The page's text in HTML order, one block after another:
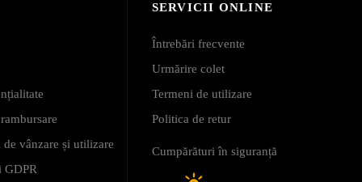
vânzare și utilizare
GDPR
SERVICII ONLINE
Întrebări frecvente
Urmărire colet
Termeni de utilizare
Politica de retur
Cumpărături în siguranță